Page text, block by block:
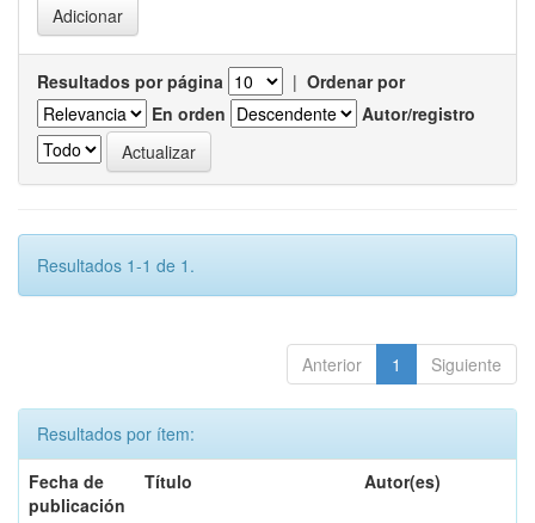
Resultados por página | Ordenar por
En orden
Autor/registro
Resultados 1-1 de 1.
Anterior 1 Siguiente
Resultados por ítem:
Fecha de
publicación
Título Autor(es)